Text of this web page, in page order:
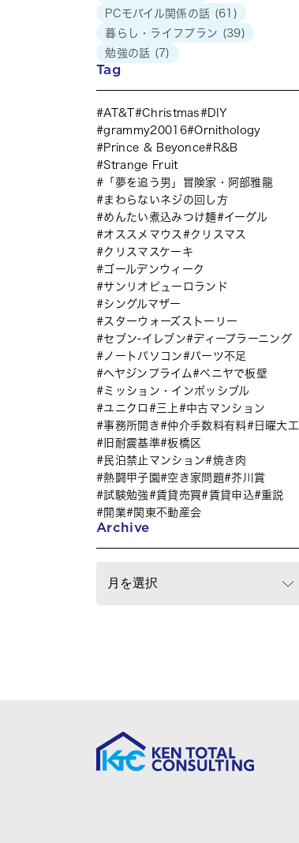
PCモバイル関係の話 (61)
暮らし・ライフプラン (39)
勉強の話 (7)
Tag
AT&T Christmas
DIY
grammy20016
Ornithology
Prince & Beyonce
R&B
Strange Fruit
「夢を追う男」冒険家・阿部雅龍
まわらないネジの回し方
めんたい煮込みつけ麺
イーグル
オススメマウス
クリスマス
クリスマスケーキ
ゴールデンウィーク
サンリオピューロランド
シングルマザー
スターウォーズストーリー
セブン-イレブン
ディープラーニング
ノートパソコン
パーツ不足
ヘヤジンプライム
ベニヤで板壁
ミッション・インポッシブル
ユニクロ
三上
中古マンション
事務所開き
仲介手数料有料
日曜大工
旧耐震基準
板橋区
民泊禁止マンション
焼き肉
熱闘甲子園
空き家問題
芥川賞
試験勉強
賃貸売買 賃貸申込
重説
開業
関東不動産会
Archive